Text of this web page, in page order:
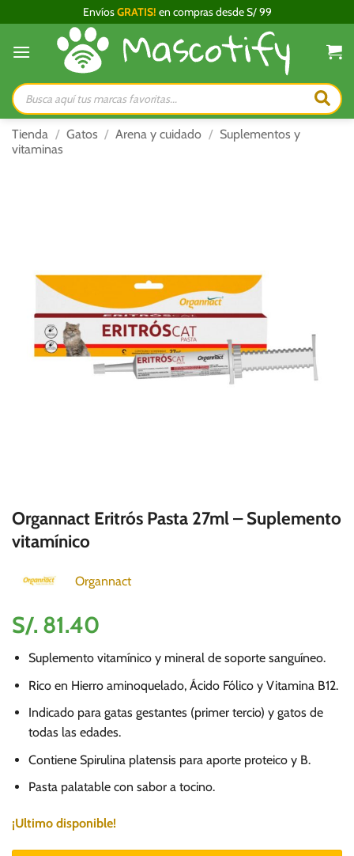
al
contenido
EnvíosGRATIS! en compras desde S/ 99
Búsqueda
de
productos
Tienda / Gatos / Arena y cuidado / Suplementos y
vitaminas
Organnact Eritrós Pasta 27ml – Suplemento
vitamínico
Organnact
S/. 81.40
Suplemento vitamínico y mineral de soporte sanguíneo.
Rico en Hierro aminoquelado, Ácido Fólico y Vitamina B12.
Indicado para gatas gestantes (primer tercio) y gatos de
todas las edades.
Contiene Spirulina platensis para aporte proteico y B.
Pasta palatable con sabor a tocino.
¡Ultimo disponible!